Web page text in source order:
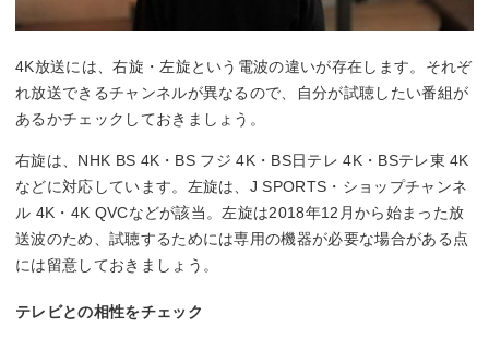
4K放送には、右旋・左旋という電波の違いが存在します。それぞ
れ放送できるチャンネルが異なるので、自分が試聴したい番組が
あるかチェックしておきましょう。
右旋は、NHK BS 4K・BS フジ 4K・BS日テレ 4K・BSテレ東 4K
などに対応しています。左旋は、J SPORTS・ショップチャンネ
ル 4K・4K QVCなどが該当。左旋は2018年12月から始まった放
送波のため、試聴するためには専用の機器が必要な場合がある点
には留意しておきましょう。
テレビとの相性をチェック